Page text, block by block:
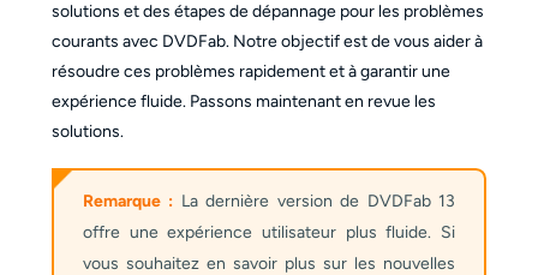
solutions et des étapes de dépannage pour les problèmes
courants avec DVDFab. Notre objectif est de vous aider à
résoudre ces problèmes rapidement et à garantir une
expérience fluide. Passons maintenant en revue les
solutions.
Remarque : La dernière version de DVDFab 13
offre une expérience utilisateur plus fluide. Si
vous souhaitez en savoir plus sur les nouvelles